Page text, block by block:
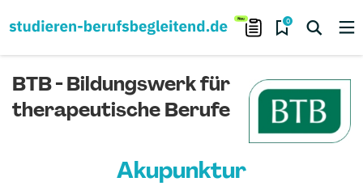
0
BTB - Bildungswerk für
therapeutische Berufe
Akupunktur